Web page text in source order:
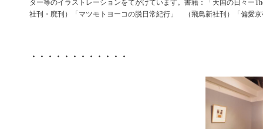
ター等のイラストレーションをてがけています。書籍：「天国の日々ー
社刊・廃刊）「マツモトヨーコの脱日常紀行」 （飛鳥新社刊）「偏愛
・・・・・・・・・・・・